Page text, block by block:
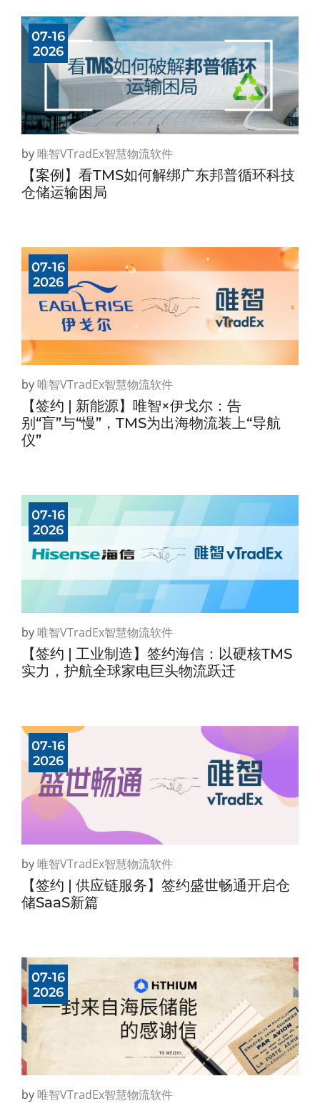
07-16
2026
by唯智vTradEx智慧物流软件
【案例】看TMS如何解绑广东邦普循环科技
仓储运输困局
07-16
2026
by唯智vTradEx智慧物流软件
【签约 | 新能源】唯智×伊戈尔：告
别“盲”与“慢”，TMS为出海物流装上“导航
仪”
07-16
2026
by唯智vTradEx智慧物流软件
【签约 | 工业制造】签约海信：以硬核TMS
实力，护航全球家电巨头物流跃迁
07-16
2026
by唯智vTradEx智慧物流软件
【签约 | 供应链服务】签约盛世畅通开启仓
储SaaS新篇
07-16
2026
by唯智vTradEx智慧物流软件